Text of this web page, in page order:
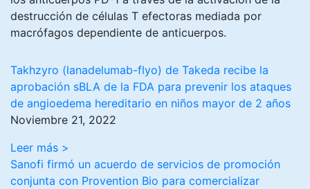
destrucción de células T efectoras mediada por
macrófagos dependiente de anticuerpos.
Takhzyro (lanadelumab-flyo) de Takeda recibe la
aprobación sBLA de la FDA para prevenir los ataques
de angioedema hereditario en niños mayor de 2 años
Noviembre 21, 2022
Leer más >
Sanofi firmó un acuerdo de servicios de promoción
conjunta con Provention Bio para comercializar